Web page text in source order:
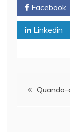
Facebook
Linkedin
Post